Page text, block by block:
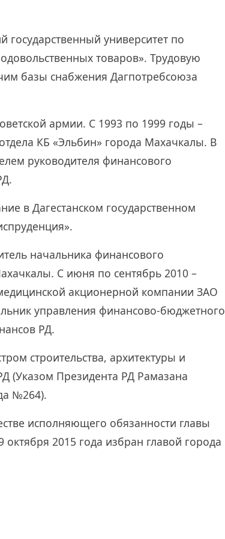
государственный университет по
товаров». Трудовую
базы снабжения Дагпотребсоюза
армии. С 1993 по 1999 годы –
КБ «Эльбин» города Махачкалы. В
руководителя финансового
в Дагестанском государственном
начальника финансового
С июня по сентябрь 2010 –
акционерной компании ЗАО
управления финансово-бюджетного
РД.
строительства, архитектуры и
(Указом Президента РД Рамазана
№264).
исполняющего обязанности главы
2015 года избран главой города